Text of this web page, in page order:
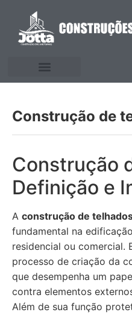
Construção de
Construção
Definição e
A construção de
fundamental na
residencial ou comercial.
processo de criação da
que desempenha um
contra elementos
Além de sua função